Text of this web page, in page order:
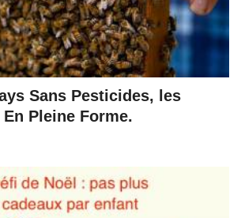
Sans Pesticides, les
Pleine Forme.